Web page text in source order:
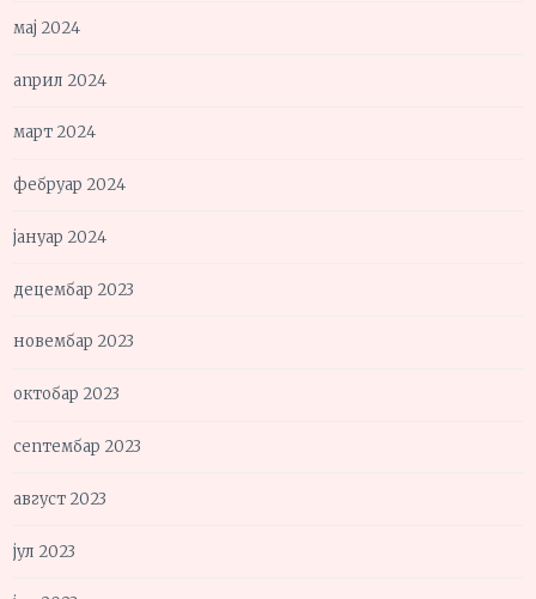
мај 2024
април 2024
март 2024
фебруар 2024
јануар 2024
децембар 2023
новембар 2023
октобар 2023
септембар 2023
август 2023
јул 2023